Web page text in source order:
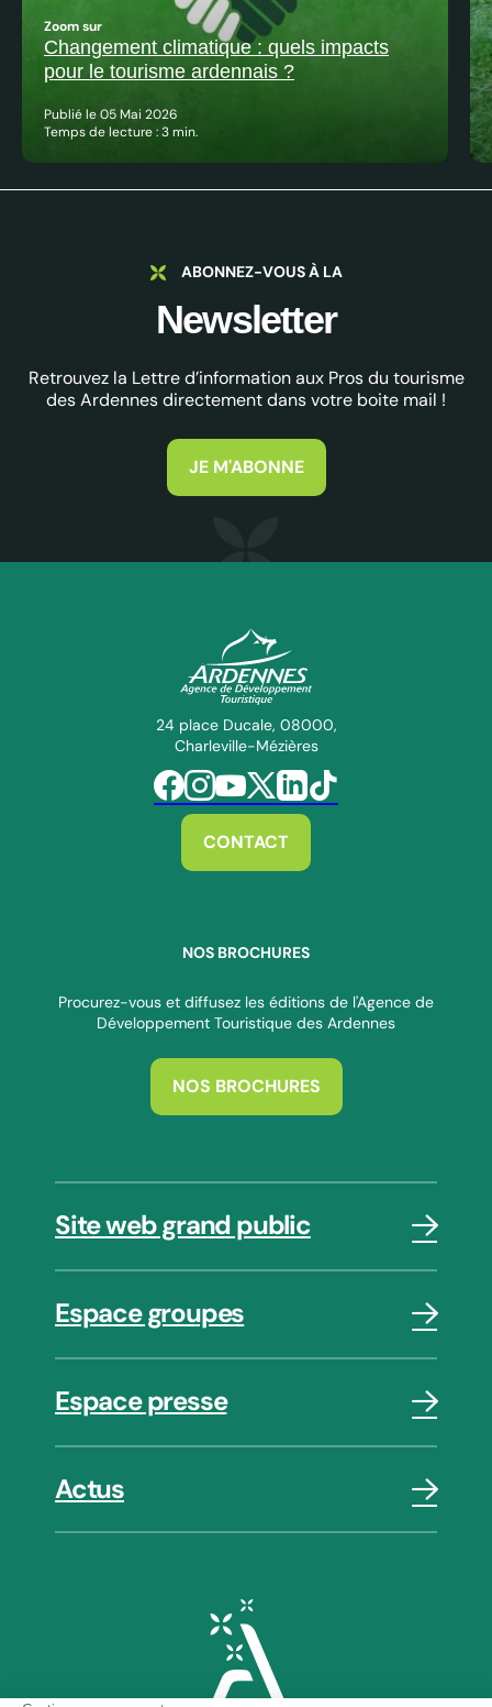
Changement climatique : quels impacts
pour le tourisme ardennais ?
Zoom sur
Publié le 05 Mai 2026
Temps de lecture : 3 min.
ABONNEZ-VOUS À LA
Newsletter
Retrouvez la Lettre d’information aux Pros du tourisme
des Ardennes directement dans votre boite mail !
JE M'ABONNE
ADT des Ardennes Pro
24 place Ducale, 08000,
Charleville-Mézières
Suivez-nous sur Facebook
Suivez-nous sur Instagram
Suivez-nous sur Youtube
Suivez-nous sur Twitter
Suivez-nous sur Linkedin
Suivez-nous sur Tiktok
CONTACT
NOS BROCHURES
Procurez-vous et diffusez les éditions de l'Agence de
Développement Touristique des Ardennes
NOS BROCHURES
Site web grand public
Espace groupes
Espace presse
Actus